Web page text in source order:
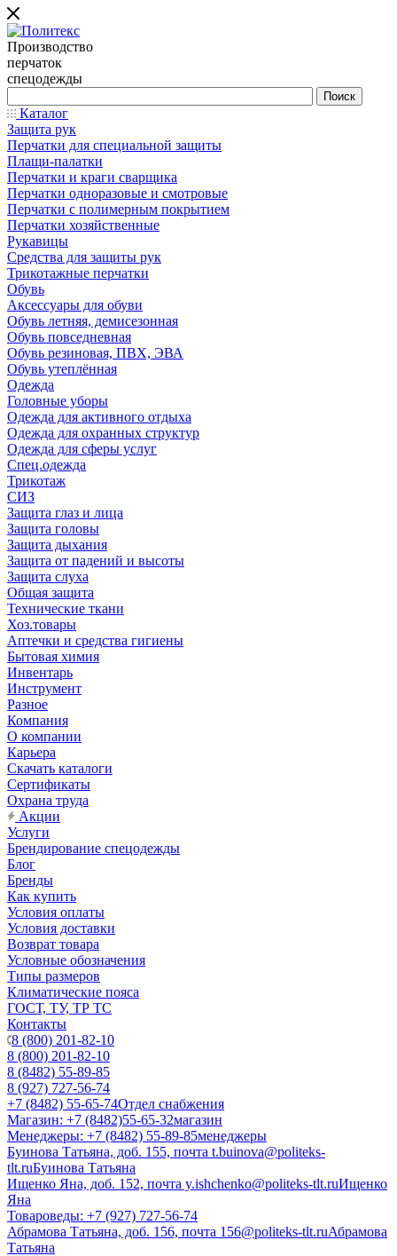
Производство
перчаток
спецодежды
Каталог
Защита рук
Перчатки для специальной защиты
Плащи-палатки
Перчатки и краги сварщика
Перчатки одноразовые и смотровые
Перчатки с полимерным покрытием
Перчатки хозяйственные
Рукавицы
Средства для защиты рук
Трикотажные перчатки
Обувь
Аксессуары для обуви
Обувь летняя, демисезонная
Обувь повседневная
Обувь резиновая, ПВХ, ЭВА
Обувь утеплённая
Одежда
Головные уборы
Одежда для активного отдыха
Одежда для охранных структур
Одежда для сферы услуг
Спец.одежда
Трикотаж
СИЗ
Защита глаз и лица
Защита головы
Защита дыхания
Защита от падений и высоты
Защита слуха
Общая защита
Технические ткани
Хоз.товары
Аптечки и средства гигиены
Бытовая химия
Инвентарь
Инструмент
Разное
Компания
О компании
Карьера
Cкачать каталоги
Сертификаты
Охрана труда
Акции
Услуги
Брендирование спецодежды
Блог
Бренды
Как купить
Условия оплаты
Условия доставки
Возврат товара
Условные обозначения
Типы размеров
Климатические пояса
ГОСТ, ТУ, ТР ТС
Контакты
8 (800) 201-82-10
8 (800) 201-82-10
8 (8482) 55-89-85
8 (927) 727-56-74
+7 (8482) 55-65-74Отдел снабжения
Магазин: +7 (8482)55-65-32магазин
Менеджеры: +7 (8482) 55-89-85менеджеры
Буинова Татьяна, доб. 155, почта t.buinova@politeks-
tlt.ruБуинова Татьяна
Ищенко Яна, доб. 152, почта y.ishchenko@politeks-tlt.ruИщенко
Яна
Товароведы: +7 (927) 727-56-74
Абрамова Татьяна, доб. 156, почта 156@politeks-tlt.ruАбрамова
Татьяна